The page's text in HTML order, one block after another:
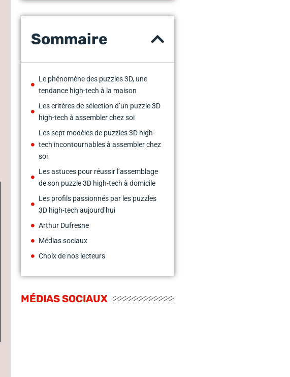
Sommaire
Le phénomène des puzzles 3D, une
tendance high-tech à la maison
Les critères de sélection d’un puzzle 3D
high-tech à assembler chez soi
Les sept modèles de puzzles 3D high-
tech incontournables à assembler chez
soi
Les astuces pour réussir l’assemblage
de son puzzle 3D high-tech à domicile
Les profils passionnés par les puzzles
3D high-tech aujourd’hui
Arthur Dufresne
Médias sociaux
Choix de nos lecteurs
MÉDIAS SOCIAUX